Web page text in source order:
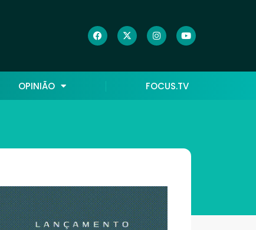
OPINIÃO FOCUS.TV